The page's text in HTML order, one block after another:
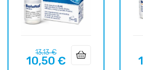
Precio
regular
13,13 €Precio
10,50 €